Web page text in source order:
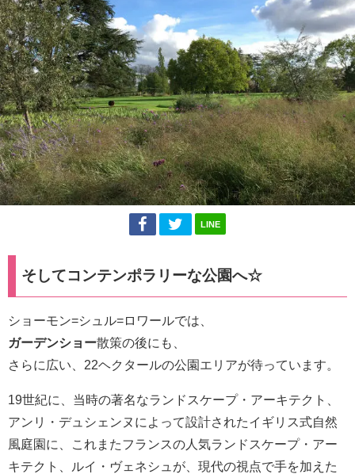
LINE
そしてコンテンポラリーな公園へ☆
ショーモン=シュル=ロワールでは、
ガーデンショー散策の後にも、
さらに広い、22ヘクタールの公園エリアが待っています。
19世紀に、当時の著名なランドスケープ・アーキテクト、
アンリ・デュシェンヌによって設計されたイギリス式自然
風庭園に、これまたフランスの人気ランドスケープ・アー
キテクト、ルイ・ヴェネシュが、現代の視点で手を加えた